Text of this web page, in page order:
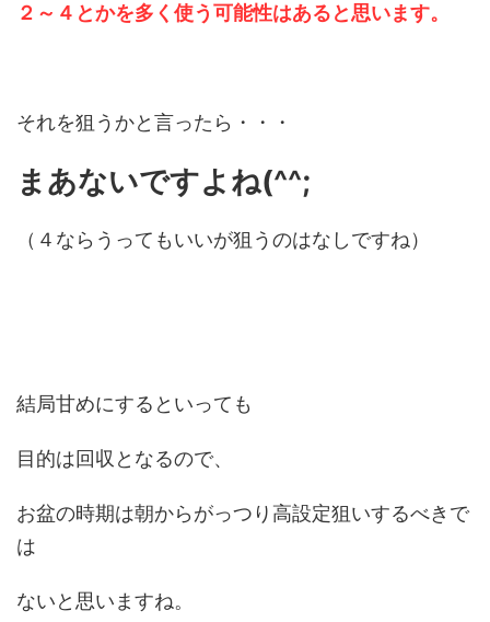
２～４とかを多く使う可能性はあると思います。
それを狙うかと言ったら・・・
まあないですよね(^^;
（４ならうってもいいが狙うのはなしですね）
結局甘めにするといっても
目的は回収となるので、
お盆の時期は朝からがっつり高設定狙いするべきで
は
ないと思いますね。